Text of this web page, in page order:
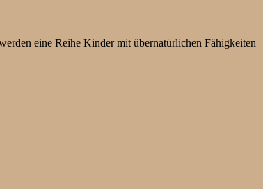
eine Reihe Kinder mit übernatürlichen Fähigkeiten